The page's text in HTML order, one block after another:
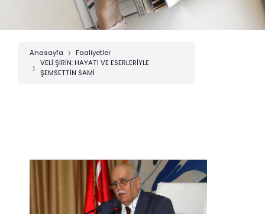
Anasayfa
Faaliyetler
VELİ ŞİRİN: HAYATI VE ESERLERİYLE
ŞEMSETTİN SAMİ